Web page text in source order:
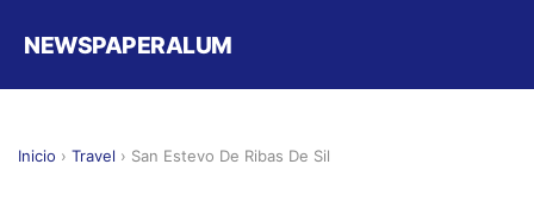
NEWSPAPERALUM
Inicio › Travel › San Estevo De Ribas De Sil